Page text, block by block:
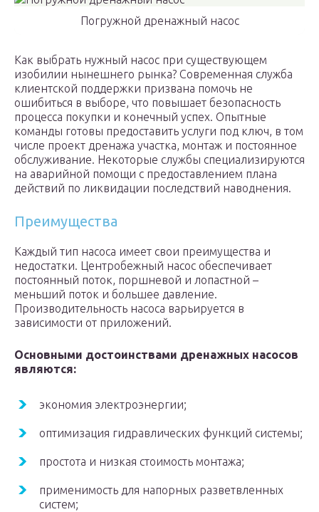
Погружной дренажный насос
Как выбрать нужный насос при существующем
изобилии нынешнего рынка? Современная служба
клиентской поддержки призвана помочь не
ошибиться в выборе, что повышает безопасность
процесса покупки и конечный успех. Опытные
команды готовы предоставить услуги под ключ, в том
числе проект дренажа участка, монтаж и постоянное
обслуживание. Некоторые службы специализируются
на аварийной помощи с предоставлением плана
действий по ликвидации последствий наводнения.
Преимущества
Каждый тип насоса имеет свои преимущества и
недостатки. Центробежный насос обеспечивает
постоянный поток, поршневой и лопастной –
меньший поток и большее давление.
Производительность насоса варьируется в
зависимости от приложений.
Основными достоинствами дренажных насосов
являются:
экономия электроэнергии;
оптимизация гидравлических функций системы;
простота и низкая стоимость монтажа;
применимость для напорных разветвленных
систем;